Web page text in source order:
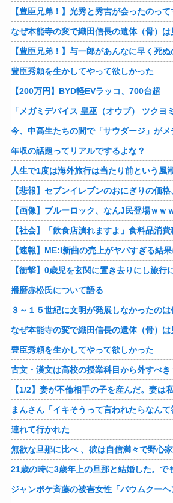
【豊臣兄弟！】光秀と秀吉が会ったのって
なぜ本能寺の変で織田信長の遺体（骨）
【豊臣兄弟！】与一郎があんなに早く死
豊臣秀頼を生かしてやって欲しかった
【200万円】BYD軽EVラッコ、700台超
年収の話題ってリアルでするよな？
人生で1度は海外旅行は当たり前という風
【悲報】セブンイレブンのおにぎりの価
【画像】ブルーロック、なんJ民登場ｗｗ
【速報】ME:I新曲の売上がヤバすぎる結果
播磨赤松氏について語る
３～１５世紀に文明が発展しなかったのは
なぜ本能寺の変で織田信長の遺体（骨）
豊臣秀頼を生かしてやって欲しかった
古文・漢文は高校の授業科目から外すべき
連れて行かれた